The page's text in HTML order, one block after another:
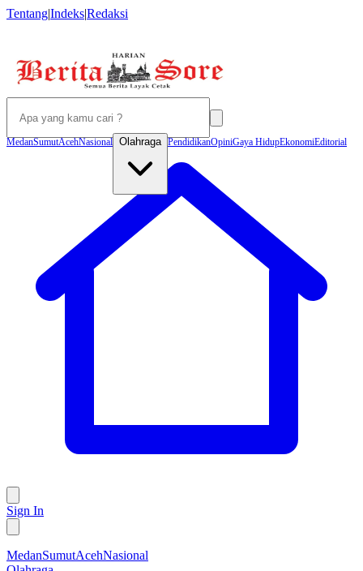
Tentang|Indeks|Redaksi
MedanSumutAcehNasional Olahraga PendidikanOpiniGaya HidupEkonomiEditorial
Sign In
MedanSumutAcehNasional